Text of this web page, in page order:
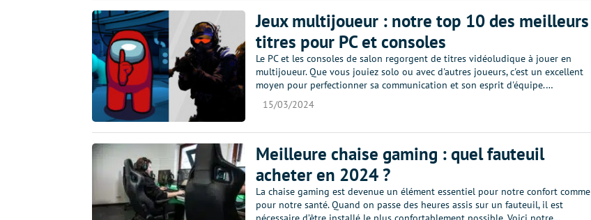
Jeux multijoueur : notre top 10 des meilleurs
titres pour PC et consoles
Le PC et les consoles de salon regorgent de titres vidéoludique à jouer en
multijoueur. Que vous jouiez solo ou avec d'autres joueurs, c'est un excellent
moyen pour perfectionner sa communication et son esprit d'équipe.…
15/03/2024
Meilleure chaise gaming : quel fauteuil
acheter en 2024 ?
La chaise gaming est devenue un élément essentiel pour notre confort comme
pour notre santé. Quand on passe des heures assis sur un fauteuil, il est